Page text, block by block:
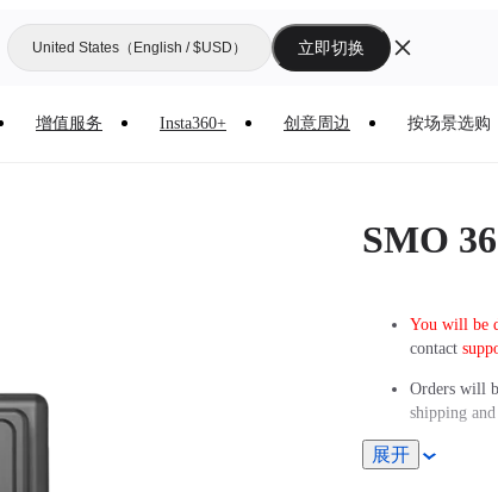
United States（English / $USD） 立即切换
增值服务 Insta360+ 创意周边 按场景选购
SMO
You will be
contact
Orders will
shipping
展开